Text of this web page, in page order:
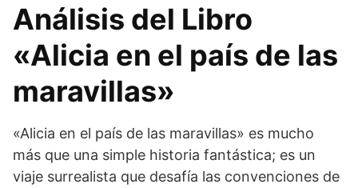
Análisis del Libro
«Alicia en el país de las
maravillas»
«Alicia en el país de las maravillas» es mucho
más que una simple historia fantástica; es un
viaje surrealista que desafía las convenciones de